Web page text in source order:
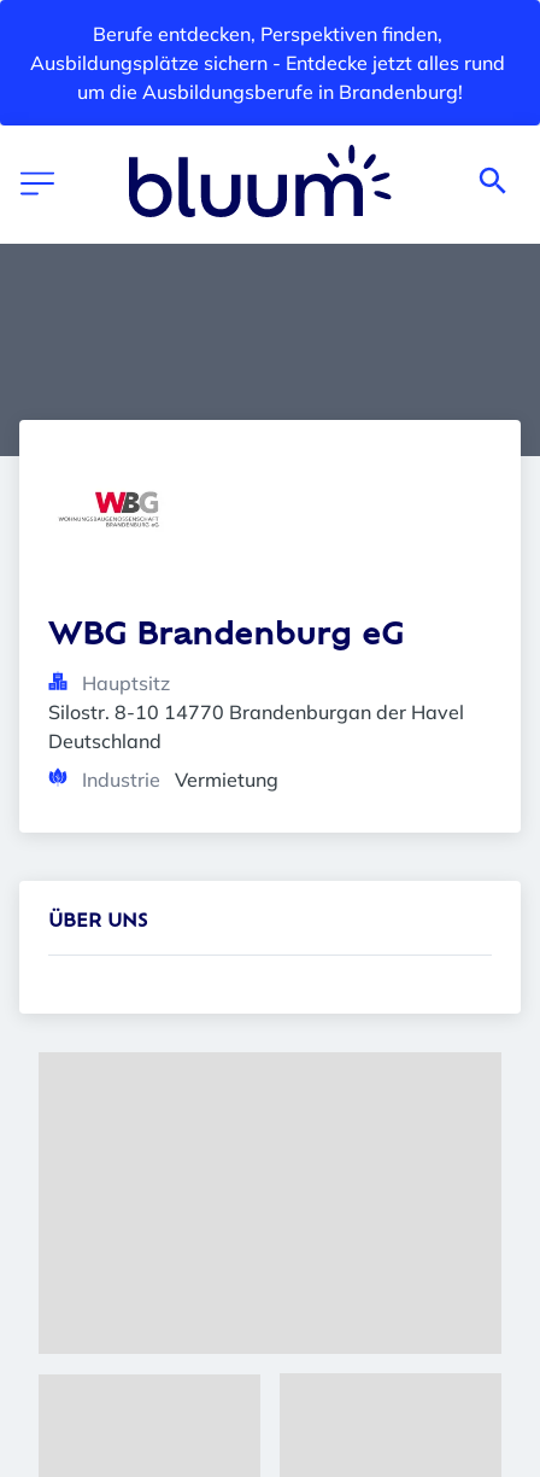
Berufe entdecken, Perspektiven finden,
Ausbildungsplätze sichern - Entdecke jetzt alles rund
um die Ausbildungsberufe in Brandenburg!
WBG Brandenburg eG
Hauptsitz
Silostr. 8-10 14770 Brandenburgan der Havel
Deutschland
Industrie
Vermietung
ÜBER UNS